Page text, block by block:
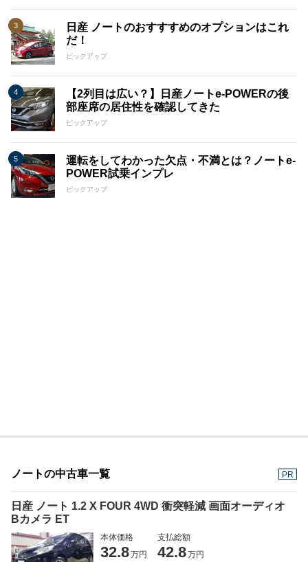
日産 ノートのおすすすめのオプションはこれ
だ！
ピックアップ
【2列目は広い？】日産ノートe-POWERの後
部座席の居住性を確認してきた
ピックアップ
運転をしてわかった欠点・不満とは？ノートe-
POWER試乗インプレ
ピックアップ
ノートの中古車一覧 PR
日産 ノート 1.2 X FOUR 4WD 衝突軽減 画面オーディオ
Bカメラ ET
本体価格
32.8万円
支払総額
42.8万円